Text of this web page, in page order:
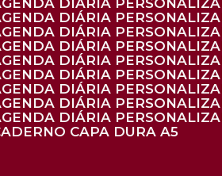
AGENDA DIÁRIA
AGENDA DIÁRIA
AGENDA DIÁRIA
AGENDA DIÁRIA
AGENDA DIÁRIA
AGENDA DIÁRIA
AGENDA DIÁRIA
AGENDA DIÁRIA
AGENDA DIÁRIA
CADERNO CAPA DURA A5